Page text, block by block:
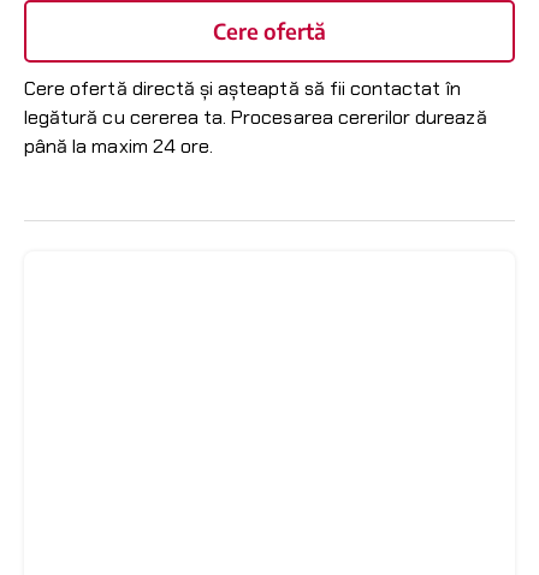
Cere ofertă
Cere ofertă directă și așteaptă să fii contactat în
legătură cu cererea ta. Procesarea cererilor durează
până la maxim 24 ore.